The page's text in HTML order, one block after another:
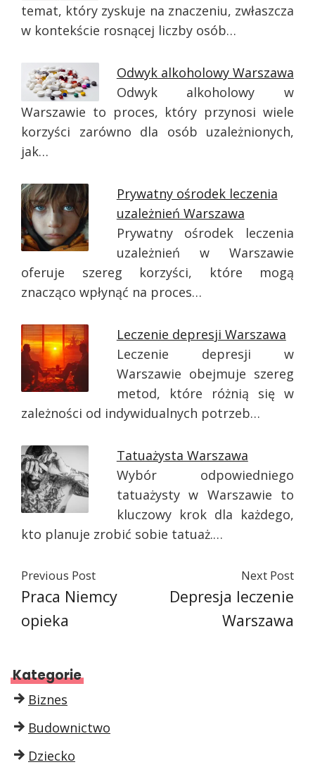
temat, który zyskuje na znaczeniu, zwłaszcza
w kontekście rosnącej liczby osób…
Odwyk alkoholowy Warszawa
Odwyk alkoholowy w
Warszawie to proces, który przynosi wiele
korzyści zarówno dla osób uzależnionych,
jak…
Prywatny ośrodek leczenia
uzależnień Warszawa
Prywatny ośrodek leczenia
uzależnień w Warszawie
oferuje szereg korzyści, które mogą
znacząco wpłynąć na proces…
Leczenie depresji Warszawa
Leczenie depresji w
Warszawie obejmuje szereg
metod, które różnią się w
zależności od indywidualnych potrzeb…
Tatuażysta Warszawa
Wybór odpowiedniego
tatuażysty w Warszawie to
kluczowy krok dla każdego,
kto planuje zrobić sobie tatuaż.…
Previous Post
Praca Niemcy
opieka
Next Post
Depresja leczenie
Warszawa
Kategorie
Biznes
Budownictwo
Dziecko